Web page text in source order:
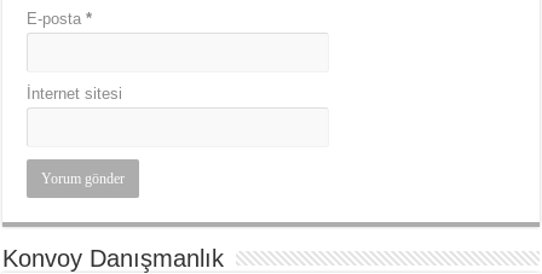
E-posta*
İnternet sitesi
Konvoy Danışmanlık